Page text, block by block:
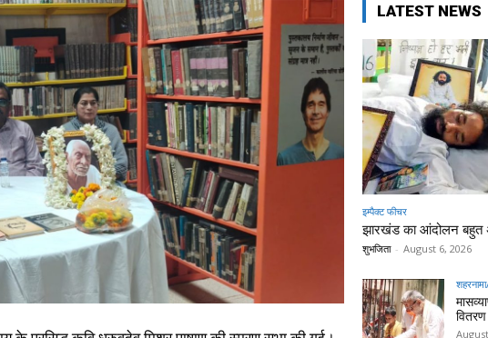
LATEST NEWS
इम्पैक्ट फीचर
झारखंड का आंदोलन बहुत
शुभजिता - August 6, 2026
वितरण